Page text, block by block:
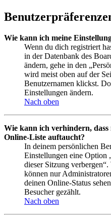
Wie kann ich meine
Wenn du dich registriert
in der Datenbank des
ändern, gehe in den
wird meist oben auf der
Benutzernamen klickst.
Einstellungen ändern.
Nach oben
Wie kann ich verhindern,
Online-Liste auftaucht?
In deinem persönlichen
Einstellungen eine Option
dieser Sitzung
können nur
deinen Online-Status
Besucher gezählt.
Nach oben